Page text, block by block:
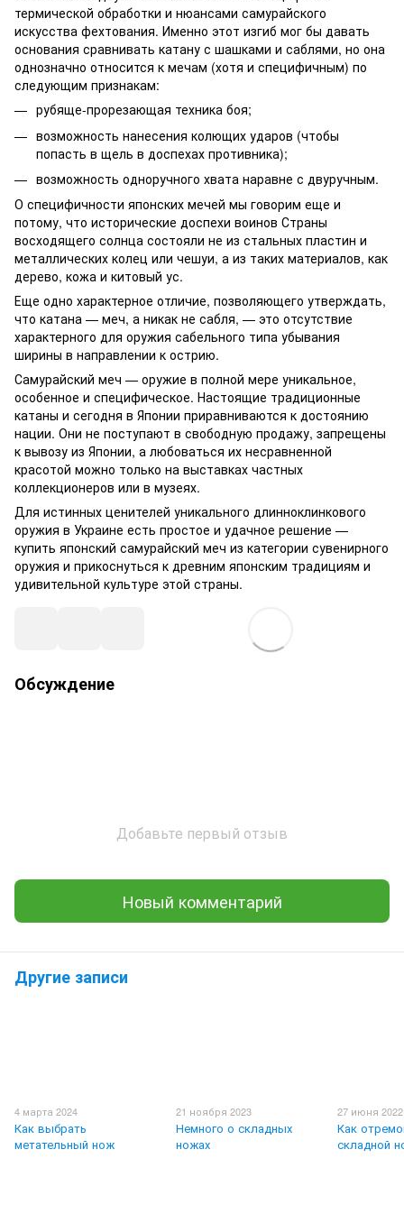
термической обработки и нюансами самурайского
искусства фехтования. Именно этот изгиб мог бы давать
основания сравнивать катану с шашками и саблями, но она
однозначно относится к мечам (хотя и специфичным) по
следующим признакам:
рубяще-прорезающая техника боя;
возможность нанесения колющих ударов (чтобы
попасть в щель в доспехах противника);
возможность одноручного хвата наравне с двуручным.
О специфичности японских мечей мы говорим еще и
потому, что исторические доспехи воинов Страны
восходящего солнца состояли не из стальных пластин и
металлических колец или чешуи, а из таких материалов, как
дерево, кожа и китовый ус.
Еще одно характерное отличие, позволяющего утверждать,
что катана — меч, а никак не сабля, — это отсутствие
характерного для оружия сабельного типа убывания
ширины в направлении к острию.
Самурайский меч — оружие в полной мере уникальное,
особенное и специфическое. Настоящие традиционные
катаны и сегодня в Японии приравниваются к достоянию
нации. Они не поступают в свободную продажу, запрещены
к вывозу из Японии, а любоваться их несравненной
красотой можно только на выставках частных
коллекционеров или в музеях.
Для истинных ценителей уникального длинноклинкового
оружия в Украине есть простое и удачное решение —
купить японский самурайский меч из категории сувенирного
оружия и прикоснуться к древним японским традициям и
удивительной культуре этой страны.
Обсуждение
Добавьте первый отзыв
Новый комментарий
Другие записи
4 марта 2024
Как выбрать
метательный нож
21 ноября 2023
Немного о складных
ножах
27 июня 2022
Как
складной